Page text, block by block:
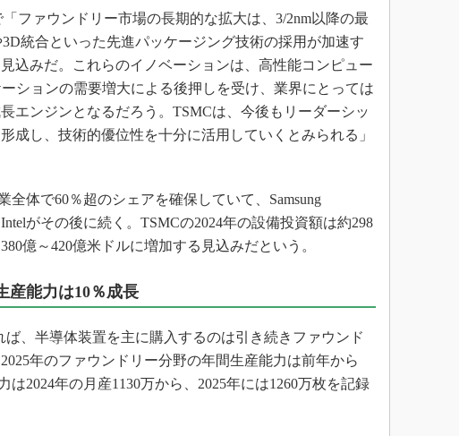
ファウンドリー市場の長期的な拡大は、3/2nm以降の最
統合といった先進パッケージング技術の採用が加速す
込みだ。これらのイノベーションは、高性能コンピュー
ションの需要増大による後押しを受け、業界にとっては
エンジンとなるだろう。TSMCは、今後もリーダーシッ
成し、技術的優位性を十分に活用していくとみられる」
体で60％超のシェアを確保していて、Samsung
Intelがその後に続く。TSMCの2024年の設備投資額は約298
億～420億米ドルに増加する見込みだという。
産能力は10％成長
、半導体装置を主に購入するのは引き続きファウンド
年のファウンドリー分野の年間生産能力は前年から
は2024年の月産1130万から、2025年には1260万枚を記録